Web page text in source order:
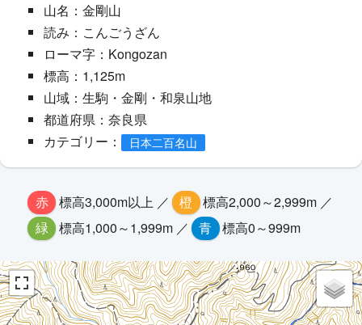
山名：金剛山
読み：こんごうざん
ローマ字：Kongozan
標高：1,125m
山域：生駒・金剛・和泉山地
都道府県：奈良県
カテゴリー：
日本二百名山
赤 標高3,000m以上 ／ 橙
標高2,000～2,999m ／
緑 標高1,000～1,999m ／ 青 標高0～999m